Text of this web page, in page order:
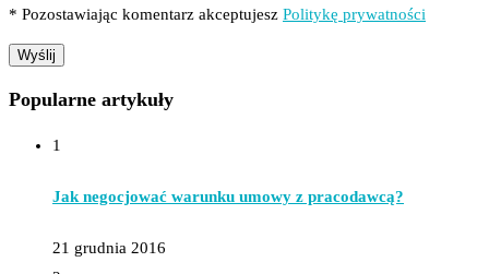
* Pozostawiając komentarz akceptujesz Politykę prywatności
Popularne artykuły
1
Jak negocjować warunku umowy z pracodawcą?
21 grudnia 2016